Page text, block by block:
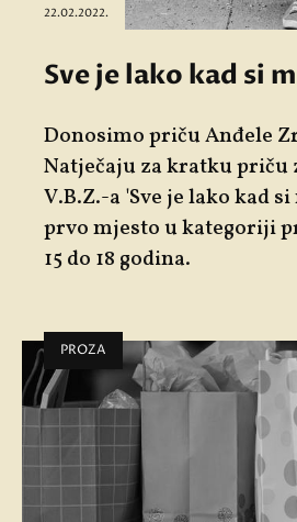
22.02.2022.
Sve je lako kad si
Donosimo priču Anđele
Natječaju za kratku priču
V.B.Z.-a 'Sve je lako kad
prvo mjesto u kategoriji
15 do 18 godina.
PROZA